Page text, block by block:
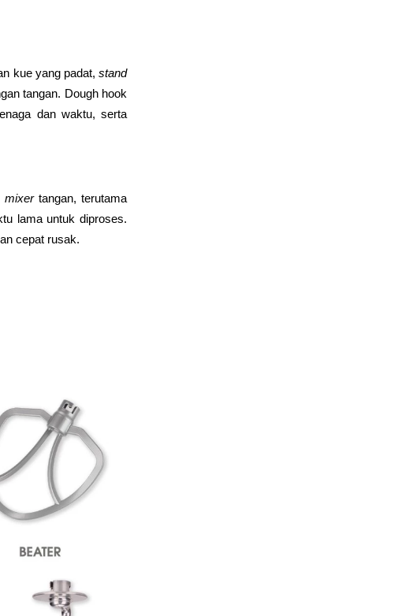
kue yang padat, stand
tangan. Dough hook
dan waktu, serta
mixer tangan, terutama
lama untuk diproses.
cepat rusak.